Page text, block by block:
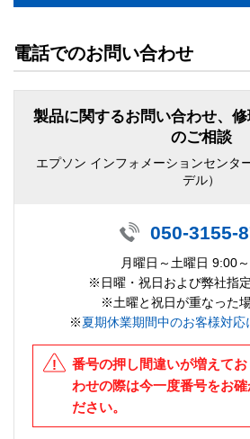
電話でのお問い合わせ
製品に関するお問い合わせ、
のご相談
エプソン インフォメーションセンタ
デル）
050-3155-
月曜日～土曜日 9:00
※日曜・祝日および弊社指
※土曜と祝日が重なった
※夏期休業期間中のお客様対応
番号の押し間違いが増えて
わせの際は今一度番号をお確
ださい。